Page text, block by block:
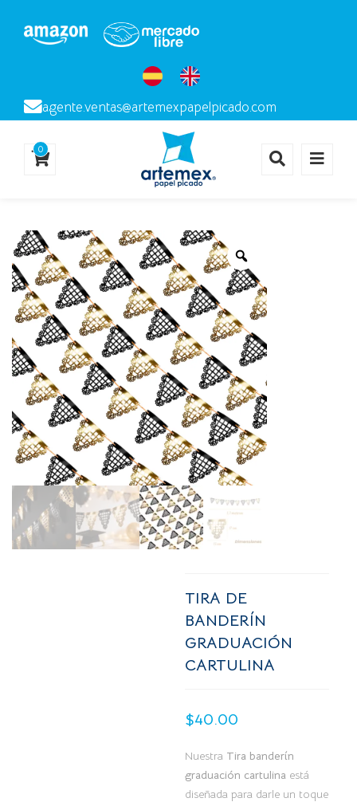
agente.ventas@artemexpapelpicado.com
0
TIRA DE
BANDERÍN
GRADUACIÓN
CARTULINA
$40.00
Nuestra Tira banderín
graduación cartulina está
diseñada para darle un toque